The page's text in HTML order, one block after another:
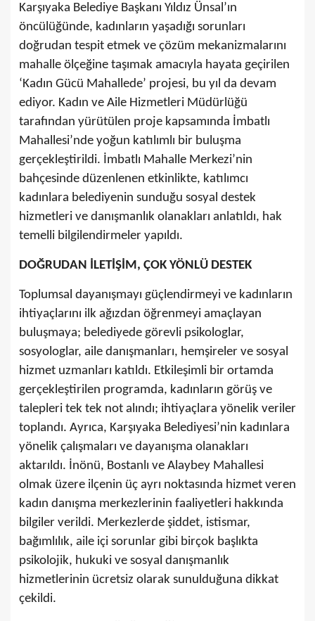
Karşıyaka Belediye Başkanı Yıldız Ünsal’ın
öncülüğünde, kadınların yaşadığı sorunları
doğrudan tespit etmek ve çözüm mekanizmalarını
mahalle ölçeğine taşımak amacıyla hayata geçirilen
‘Kadın Gücü Mahallede’ projesi, bu yıl da devam
ediyor. Kadın ve Aile Hizmetleri Müdürlüğü
tarafından yürütülen proje kapsamında İmbatlı
Mahallesi’nde yoğun katılımlı bir buluşma
gerçekleştirildi. İmbatlı Mahalle Merkezi’nin
bahçesinde düzenlenen etkinlikte, katılımcı
kadınlara belediyenin sunduğu sosyal destek
hizmetleri ve danışmanlık olanakları anlatıldı, hak
temelli bilgilendirmeler yapıldı.
DOĞRUDAN İLETİŞİM, ÇOK YÖNLÜ DESTEK
Toplumsal dayanışmayı güçlendirmeyi ve kadınların
ihtiyaçlarını ilk ağızdan öğrenmeyi amaçlayan
buluşmaya; belediyede görevli psikologlar,
sosyologlar, aile danışmanları, hemşireler ve sosyal
hizmet uzmanları katıldı. Etkileşimli bir ortamda
gerçekleştirilen programda, kadınların görüş ve
talepleri tek tek not alındı; ihtiyaçlara yönelik veriler
toplandı. Ayrıca, Karşıyaka Belediyesi’nin kadınlara
yönelik çalışmaları ve dayanışma olanakları
aktarıldı. İnönü, Bostanlı ve Alaybey Mahallesi
olmak üzere ilçenin üç ayrı noktasında hizmet veren
kadın danışma merkezlerinin faaliyetleri hakkında
bilgiler verildi. Merkezlerde şiddet, istismar,
bağımlılık, aile içi sorunlar gibi birçok başlıkta
psikolojik, hukuki ve sosyal danışmanlık
hizmetlerinin ücretsiz olarak sunulduğuna dikkat
çekildi.